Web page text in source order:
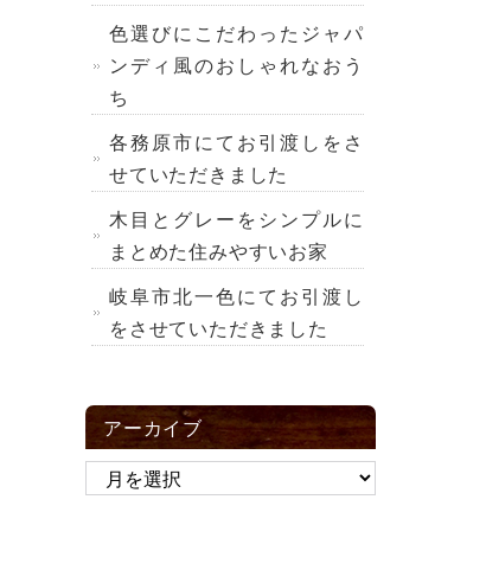
色選びにこだわったジャパ
ンディ風のおしゃれなおう
ち
各務原市にてお引渡しをさ
せていただきました
木目とグレーをシンプルに
まとめた住みやすいお家
岐阜市北一色にてお引渡し
をさせていただきました
アーカイブ